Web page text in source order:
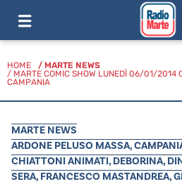
HOME / MARTE NEWS
/ MARTE COMIC SHOW LUNEDÌ 06/01/2014
CAMPANIA
MARTE NEWS
ARDONE PELUSO MASSA,
CHIATTONI ANIMATI, DEBORINA,
SERA, FRANCESCO MASTANDREA,